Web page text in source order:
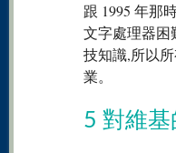
跟 1995 年那
文字處理器困
技知識,所以
業。
5 對維